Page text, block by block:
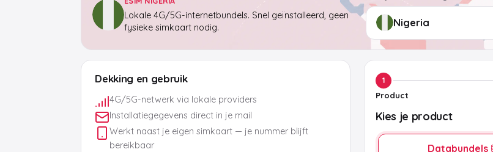
Lokale 4G/5G-internetbundels. Snel geïnstalleerd, geen
fysieke simkaart nodig.
Dekking en gebruik
4G/5G-netwerk via lokale providers
Installatiegegevens direct in je mail
Werkt naast je eigen simkaart — je nummer blijft
bereikbaar
1
Product
Kies je product
Databundels